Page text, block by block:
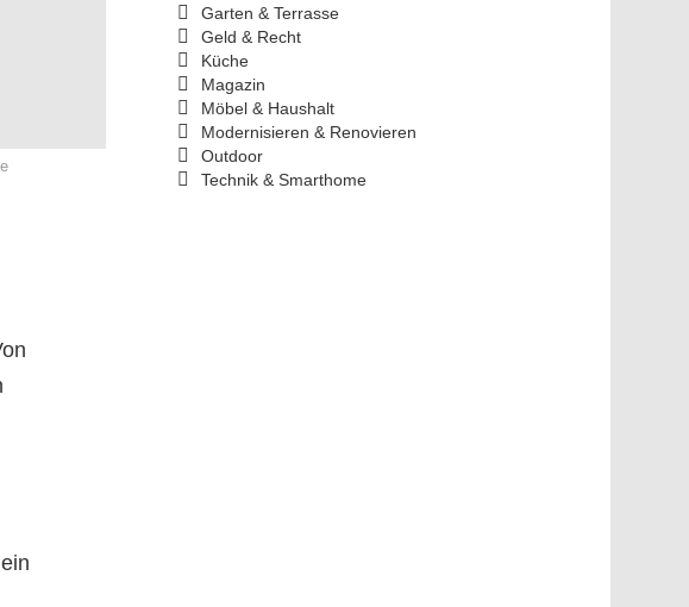
Garten & Terrasse
Geld & Recht
Küche
Magazin
Möbel & Haushalt
Modernisieren & Renovieren
Outdoor
Technik & Smarthome